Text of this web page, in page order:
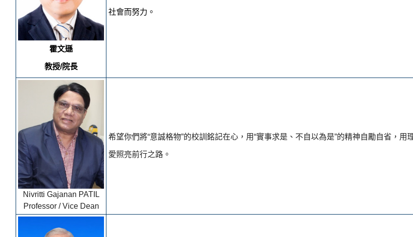
霍文遜
教授/院長
社會而努力。
Nivritti Gajanan PATIL
Professor / Vice Dean
希望你們將“意誠格物”的校訓銘記在心，用“實事求是、不自以為是”的精神自勵自省，用
愛照亮前行之路。